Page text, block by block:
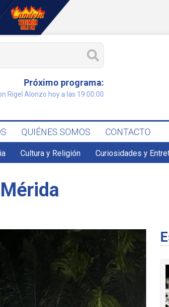
Próximo programa:
Rigel Alonzo hoy a las 19:00:00
QUIÉNES SOMOS CONTACTO
Cultura y Religión Curiosidades y